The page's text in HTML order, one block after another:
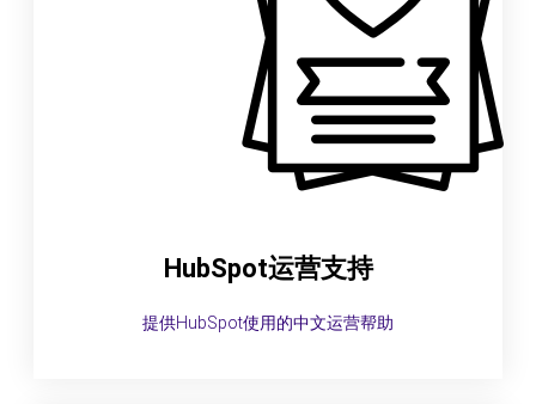
HubSpot运营支持
提供HubSpot使用的中文运营帮助